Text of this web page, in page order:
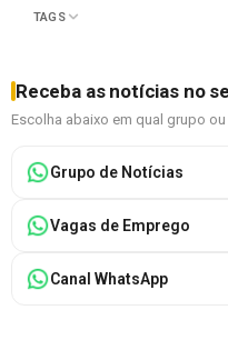
TAGS
Receba as notícias no
Escolha abaixo em qual grupo
Grupo de Notícias
Vagas de Emprego
Canal WhatsApp